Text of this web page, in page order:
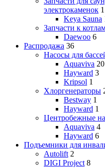
электрокаменок 1
Keya Sauna
Запчасти к
Daewoo 6
Распродажа 36
Насосы для
Aquaviva 20
Hayward 3
Kripsol 1
Хлоргенераторы
Bestway 1
Hayward 1
Центробежные
Aquaviva 4
Hayward 6
Подъемники для
Autolift 2
DIGI Project 8